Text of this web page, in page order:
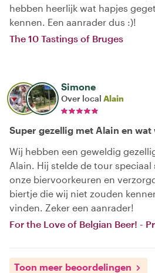
hebben heerlijk wat hapjes
kennen. Een aanrader dus :)!
The 10 Tastings of Bruges
Simone
Over local Alain
Super gezellig met Alain en wat
Wij hebben een geweldig
Alain. Hij stelde de tour speciaal
onze biervoorkeuren en
biertje die wij niet zouden
vinden. Zeker een aanrader!
For the Love of Belgian Beer! -
Toon meer beoordelingen